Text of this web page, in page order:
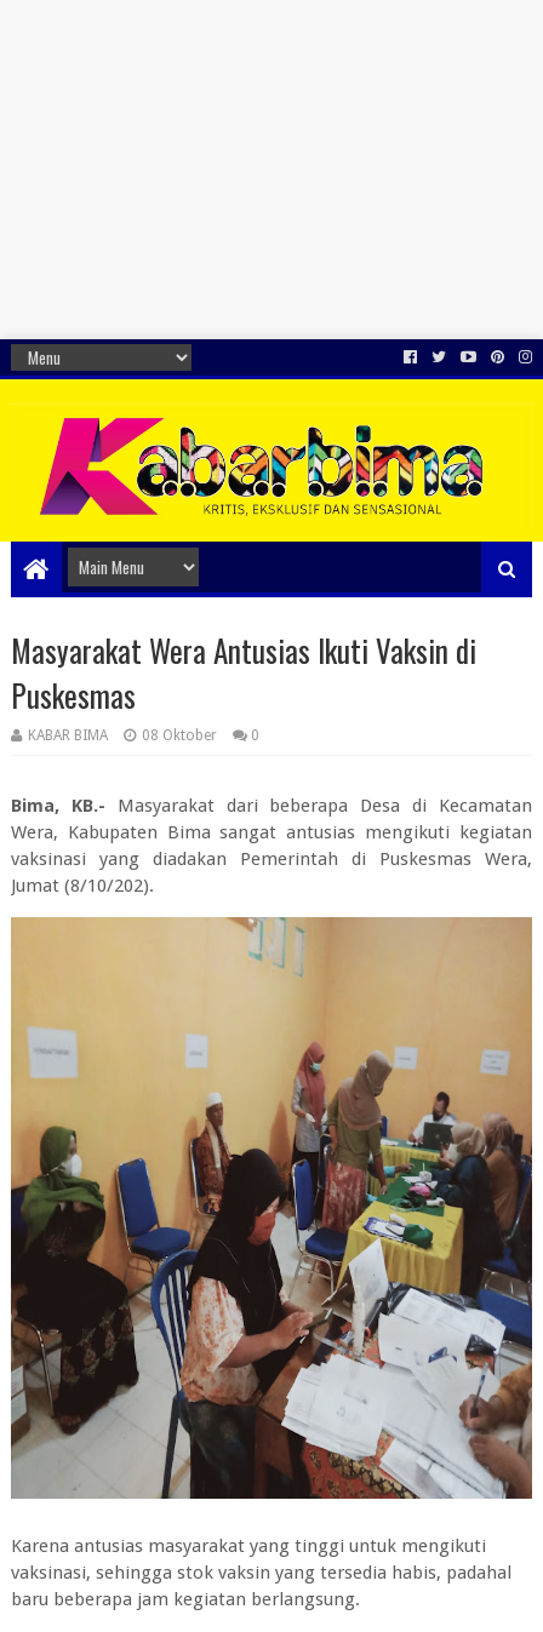
Masyarakat Wera Antusias Ikuti Vaksin di
Puskesmas
KABAR BIMA 08 Oktober 0
Bima, KB.- Masyarakat dari beberapa Desa di Kecamatan
Wera, Kabupaten Bima sangat antusias mengikuti kegiatan
vaksinasi yang diadakan Pemerintah di Puskesmas Wera,
Jumat (8/10/202).
Karena antusias masyarakat yang tinggi untuk mengikuti
vaksinasi, sehingga stok vaksin yang tersedia habis, padahal
baru beberapa jam kegiatan berlangsung.